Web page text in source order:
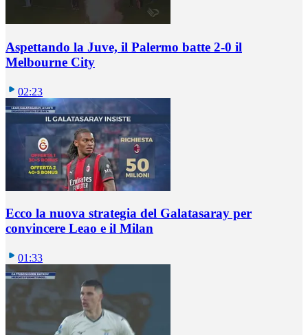
Aspettando la Juve, il Palermo batte 2-0 il
Melbourne City
02:23
Ecco la nuova strategia del Galatasaray per
convincere Leao e il Milan
01:33